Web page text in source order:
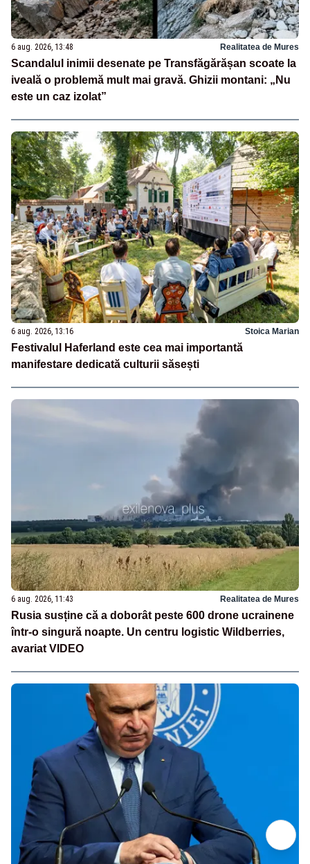
6 aug. 2026, 13:48 Realitatea de Mures
Scandalul inimii desenate pe Transfăgărășan scoate la
iveală o problemă mult mai gravă. Ghizii montani: „Nu
este un caz izolat”
6 aug. 2026, 13:16 Stoica Marian
Festivalul Haferland este cea mai importantă
manifestare dedicată culturii săsești
6 aug. 2026, 11:43 Realitatea de Mures
Rusia susține că a doborât peste 600 drone ucrainene
într-o singură noapte. Un centru logistic Wildberries,
avariat VIDEO